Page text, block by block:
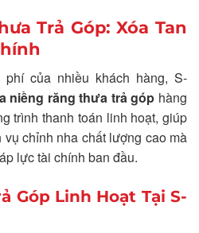
Trả Góp: Xóa Tan
của nhiều khách hàng, S-
niềng răng thưa trả góp hàng
trình thanh toán linh hoạt, giúp
chỉnh nha chất lượng cao mà
lực tài chính ban đầu.
Góp Linh Hoạt Tại S-